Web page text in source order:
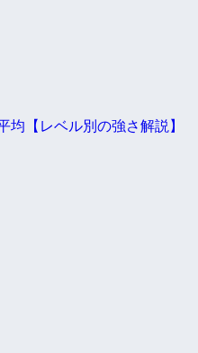
均【レベル別の強さ解説】